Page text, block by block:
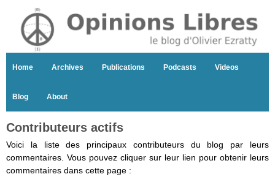
Home Archives Publications Podcasts Videos
Blog About
Contributeurs actifs
Voici la liste des principaux contributeurs du blog par leurs
commentaires. Vous pouvez cliquer sur leur lien pour obtenir leurs
commentaires dans cette page :